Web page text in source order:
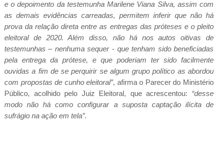
e o depoimento da testemunha Marilene Viana Silva, assim com
as demais evidências carreadas, permitem inferir que não há
prova da relação direta entre as entregas das próteses e o pleito
eleitoral de 2020. Além disso, não há nos autos oitivas de
testemunhas – nenhuma sequer - que tenham sido beneficiadas
pela entrega da prótese, e que poderiam ter sido facilmente
ouvidas a fim de se perquirir se algum grupo político as abordou
com propostas de cunho eleitoral”, afirma o Parecer do Ministério
Público, acolhido pelo Juiz Eleitoral, que acrescentou: “desse
modo não há como configurar a suposta captação ilícita de
sufrágio na ação em tela”.